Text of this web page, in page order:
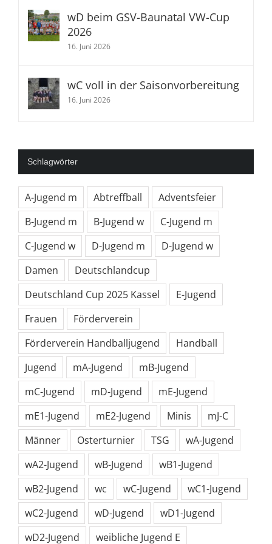
wD beim GSV-Baunatal VW-Cup
2026
16. Juni 2026
wC voll in der Saisonvorbereitung
16. Juni 2026
Schlagwörter
A-Jugend m Abtreffball
Adventsfeier
B-Jugend m
B-Jugend w
C-Jugend m
C-Jugend w
D-Jugend m
D-Jugend w
Damen
Deutschlandcup
Deutschland Cup 2025 Kassel
E-Jugend
Frauen
Förderverein
Förderverein Handballjugend
Handball
Jugend
mA-Jugend
mB-Jugend
mC-Jugend
mD-Jugend
mE-Jugend
mE1-Jugend
mE2-Jugend Minis
mJ-C
Männer
Osterturnier TSG
wA-Jugend
wA2-Jugend
wB-Jugend
wB1-Jugend
wB2-Jugend
wc wC-Jugend
wC1-Jugend
wC2-Jugend
wD-Jugend
wD1-Jugend
wD2-Jugend
weibliche Jugend E